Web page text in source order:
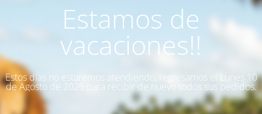
Estamos de
vacaciones!!
Estos días no estaremos atendiendo, regresamos el Lunes 10
de Agosto de 2026 para recibir de nuevo todos sus pedidos.